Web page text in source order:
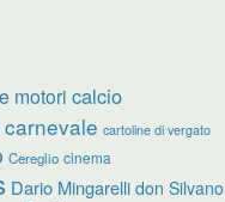
motori calcio
carnevale cartoline di vergato
Cereglio cinema
Dario Mingarelli don Silvano